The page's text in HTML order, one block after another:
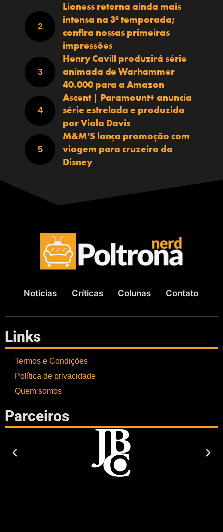
Lioness retorna ainda mais
intensa na 3ª temporada;
confira nossas primeiras
impressões
Henry Cavill produzirá série
animada de Warhammer
40.000 para a Amazon
Ascent | Paramount+ anuncia
série estrelada e produzida
por Viola Davis
M&M’S lança promoção com
viagem para cruzeiro da
Disney
Notícias Críticas Colunas Contato
Links
Termos e Condições
Política de privacidade
Quem somos
Parceiros